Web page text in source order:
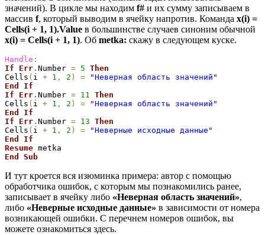
значений). В цикле мы находим f# и их сумму записываем в
массив f, который выводим в ячейку напротив. Команда x(i) =
Cells(i + 1, 1).Value в большинстве случаев синоним обычной
x(i) = Cells(i + 1, 1). Об metka: скажу в следующем куске.
Handle :
If
Err . Number = 5 Then
Cells ( i + 1 , 2 ) =
"Неверная область значений"
End
If
If
Err . Number = 11 Then
Cells ( i + 1 , 2 ) =
"Неверная область значений"
End
If
If
Err . Number = 13 Then
Cells ( i + 1 , 2 ) =
"Неверные исходные данные"
End
If
Resume
End
Sub
И тут кроется вся изюминка примера: автор с помощью
обработчика ошибок, с которым мы познакомились ранее,
записывает в ячейку либо «Неверная область значений»,
либо «Неверные исходные данные» в зависимости от номера
возникающей ошибки. С перечнем номеров ошибок, вы
можете ознакомиться здесь.